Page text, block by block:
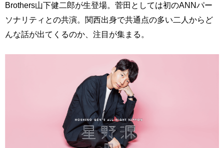
Brothers山下健二郎が生登場。菅田としては初のANNパー
ソナリティとの共演。関西出身で共通点の多い二人からど
んな話が出てくるのか、注目が集まる。